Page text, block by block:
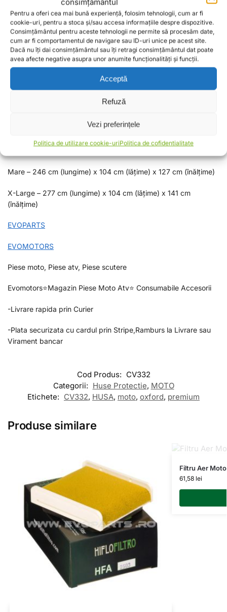
consimțământul
Pentru a oferi cea mai bună experiență, folosim tehnologii, cum ar fi
cookie-uri, pentru a stoca și/sau accesa informațiile despre dispozitive.
Consimțământul pentru aceste tehnologii ne permite să procesăm date,
cum ar fi comportamentul de navigare sau ID-uri unice pe acest site.
Dacă nu îți dai consimțământul sau îți retragi consimțământul dat poate
avea afecte negative asupra unor anumite funcționalități și funcții.
Acceptă
Refuză
Vezi preferințele
Politica de utilizare cookie-uriPolitica de cofidentialitate
Buzunar interior frontal cu fereastră din PVC pentru a ține un
încărcător cu panouri solare
IMPORTANT: Nu lăsați acest capac să intre în contact cu
evacuarea fierbinte, piesele motorului sau obiecte ascuțite.
Următoarele dimensiuni sunt aproximative, deoarece husele au
Mic – 203 cm (lungime) x 83 cm (lățime) x 119 cm (înălțime)
Mare – 246 cm (lungime) x 104 cm (lățime) x 127 cm (înălțime)
X-Large – 277 cm (lungime) x 104 cm (lățime) x 141 cm
(înălțime)
EVOPARTS
EVOMOTORS
Piese moto, Piese atv, Piese scutere
Evomotors⭐️Magazin Piese Moto Atv⭐️ Consumabile Accesorii
-Livrare rapida prin Curier
-Plata securizata cu cardul prin Stripe,Ramburs la Livrare sau
Virament bancar
Cod Produs: CV332
Categorii: Huse Protectie, MOTO
Etichete: CV332, HUSA, moto, oxford, premium
Produse similare
Filtru Aer Moto
61,58 lei